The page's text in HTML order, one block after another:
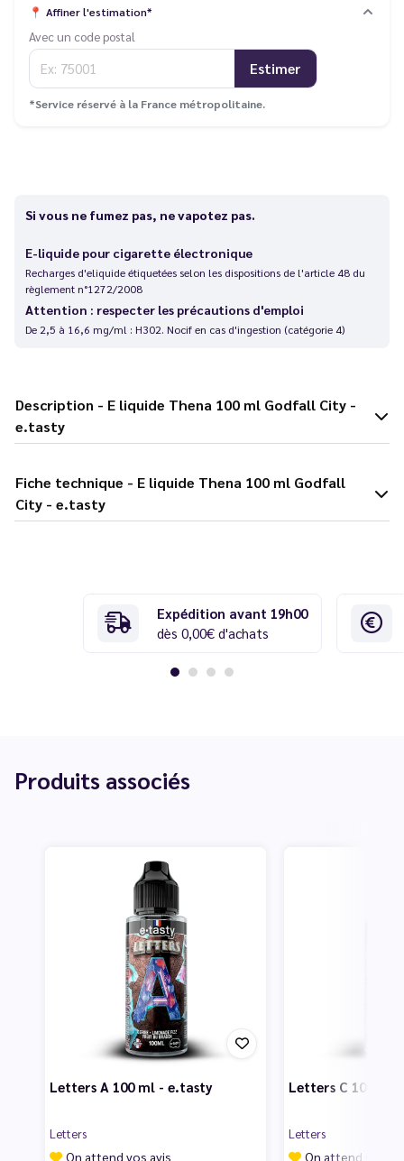
📍 Affiner l'estimation*
Avec un code postal
Estimer
*Service réservé à la France métropolitaine.
Si vous ne fumez pas, ne vapotez pas.
E-liquide pour cigarette électronique
Recharges d'eliquide étiquetées selon les dispositions de l'article 48 du
règlement n°1272/2008
Attention : respecter les précautions d'emploi
De 2,5 à 16,6 mg/ml : H302. Nocif en cas d'ingestion (catégorie 4)
Description - E liquide Thena 100 ml Godfall City -
e.tasty
Fiche technique - E liquide Thena 100 ml Godfall
City - e.tasty
Expédition avant 19h00
dès 0,00€ d'achats
Produits associés
Letters A 100 ml - e.tasty
Letters
On attend vos avis
Letters C 100 ml
Letters
On attend vos